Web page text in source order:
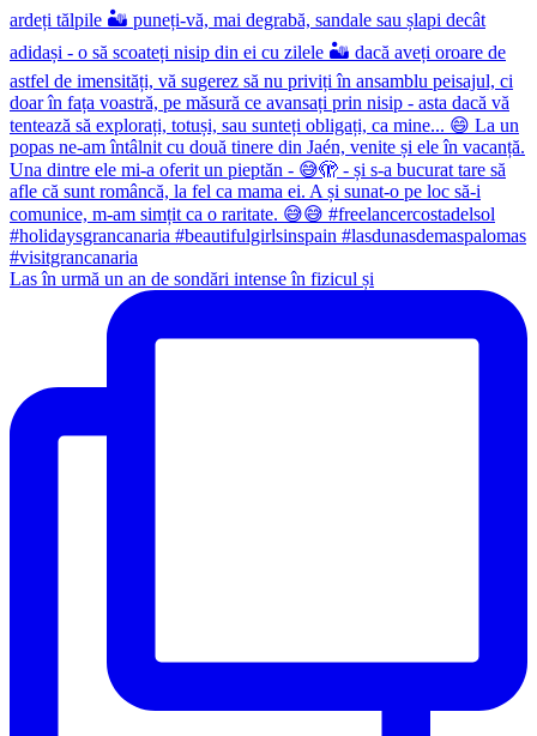
Las în urmă un an de sondări intense în fizicul și